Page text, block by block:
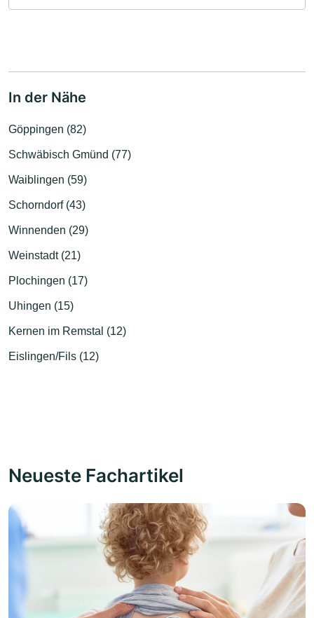
In der Nähe
Göppingen (82)
Schwäbisch Gmünd (77)
Waiblingen (59)
Schorndorf (43)
Winnenden (29)
Weinstadt (21)
Plochingen (17)
Uhingen (15)
Kernen im Remstal (12)
Eislingen/Fils (12)
Neueste Fachartikel